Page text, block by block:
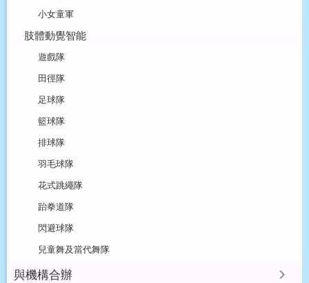
小女童軍
肢體動覺智能
遊戲隊
田徑隊
足球隊
籃球隊
排球隊
羽毛球隊
花式跳繩隊
跆拳道隊
閃避球隊
兒童舞及當代舞隊
與機構合辦